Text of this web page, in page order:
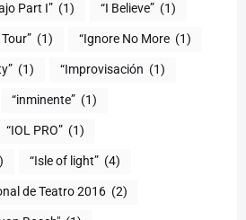
(1) “I Believe” (1)
(1) “Ignore No More (1)
(1) “Improvisación (1)
“inminente” (1)
“IOL PRO” (1)
“Isle of light” (4)
de Teatro 2016 (2)